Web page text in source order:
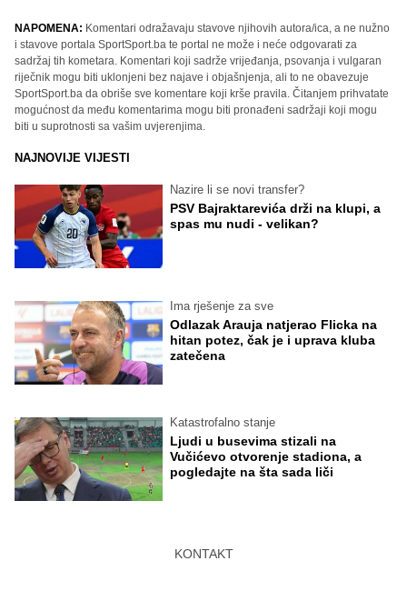
NAPOMENA: Komentari odražavaju stavove njihovih autora/ica, a ne nužno
i stavove portala SportSport.ba te portal ne može i neće odgovarati za
sadržaj tih kometara. Komentari koji sadrže vrijeđanja, psovanja i vulgaran
riječnik mogu biti uklonjeni bez najave i objašnjenja, ali to ne obavezuje
SportSport.ba da obriše sve komentare koji krše pravila. Čitanjem prihvatate
mogućnost da među komentarima mogu biti pronađeni sadržaji koji mogu
biti u suprotnosti sa vašim uvjerenjima.
NAJNOVIJE VIJESTI
Nazire li se novi transfer?
PSV Bajraktarevića drži na klupi, a
spas mu nudi - velikan?
Ima rješenje za sve
Odlazak Arauja natjerao Flicka na
hitan potez, čak je i uprava kluba
zatečena
Katastrofalno stanje
Ljudi u busevima stizali na
Vučićevo otvorenje stadiona, a
pogledajte na šta sada liči
KONTAKT